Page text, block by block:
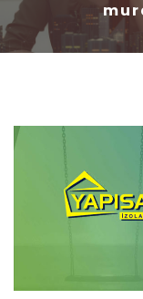
HİZMETLER
BÖLGELER